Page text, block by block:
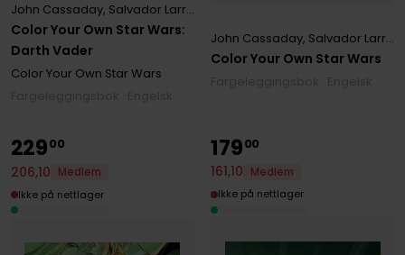
Color Your Own Star Wars:
Darth Vader
John Cassaday, Salvador Larroca
Color Your Own Star Wars
Color Your Own Star Wars
John Cassaday, Salvador Larroca
22900
206,10
Medlem
Ikke på nettlager
17900
161,10
Medlem
Ikke på nettlager